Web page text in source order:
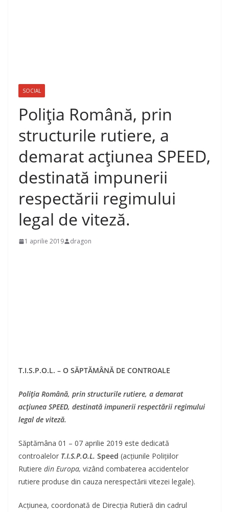
SOCIAL
Poliția Română, prin
structurile rutiere, a
demarat acțiunea SPEED,
destinată impunerii
respectării regimului
legal de viteză.
1 aprilie 2019 dragon
T.I.S.P.O.L. – O SĂPTĂMÂNĂ DE CONTROALE
Poliția Română, prin structurile rutiere, a demarat
acțiunea SPEED, destinată impunerii respectării regimului
legal de viteză.
Săptămâna 01 – 07 aprilie 2019 este dedicată
controalelor T.I.S.P.O.L. Speed (acțiunile Polițiilor
Rutiere din Europa, vizând combaterea accidentelor
rutiere produse din cauza nerespectării vitezei legale).
Acțiunea, coordonată de Direcția Rutieră din cadrul